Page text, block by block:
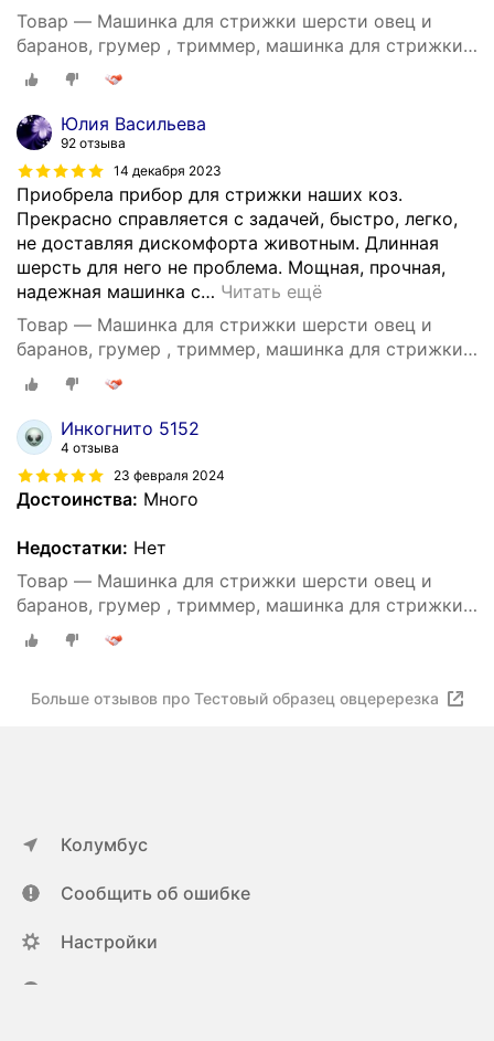
Товар — Машинка для стрижки шерсти овец и
баранов, грумер , триммер, машинка для стрижки
сельскохозяйственных животных
Юлия Васильева
92 отзыва
14 декабря 2023
Приобрела прибор для стрижки наших коз.
Прекрасно справляется с задачей, быстро, легко,
не доставляя дискомфорта животным. Длинная
шерсть для него не проблема. Мощная, прочная,
надежная машинка с… Читать ещё
Товар — Машинка для стрижки шерсти овец и
баранов, грумер , триммер, машинка для стрижки
сельскохозяйственных животных
Инкогнито 5152
4 отзыва
23 февраля 2024
Достоинства: Много
Недостатки: Нет
Товар — Машинка для стрижки шерсти овец и
баранов, грумер , триммер, машинка для стрижки
сельскохозяйственных животных
Больше отзывов про Тестовый образец овцеререзка
Колумбус
Сообщить об ошибке
Настройки